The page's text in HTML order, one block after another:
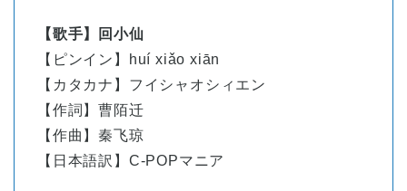
【歌手】回小仙
【ピンイン】
huíxiǎoxiān
【カタカナ】フイシャオシィエン
【作詞】曹陌迁
【作曲】秦飞琼
【日本語訳】C-POPマニア